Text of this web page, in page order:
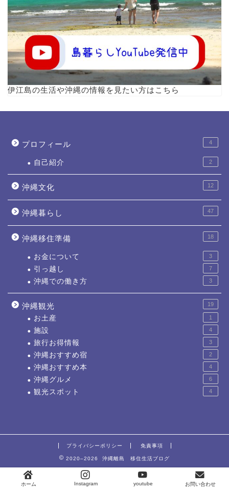
伊江島の生活や沖縄の情報を見たい方はこちら
プロフィール 4
自己紹介 2
沖縄文化 12
沖縄暮らし 47
沖縄移住準備 18
お金について 3
引っ越し 7
沖縄での働き方 3
沖縄観光 19
お土産 1
施設 4
旅行お得情報 3
沖縄おすすめ宿 2
沖縄おすすめ本 4
沖縄グルメ 6
観光スポット 4
プライバシーポリシー 免責事項
2020–2026 沖縄離島 移住生活ブログ
ホーム Instagram youtube お問い合わせ